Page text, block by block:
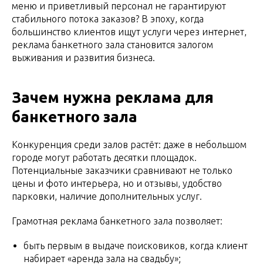
меню и приветливый персонал не гарантируют
стабильного потока заказов? В эпоху, когда
большинство клиентов ищут услуги через интернет,
реклама банкетного зала становится залогом
выживания и развития бизнеса.
Зачем нужна реклама для
банкетного зала
Конкуренция среди залов растёт: даже в небольшом
городе могут работать десятки площадок.
Потенциальные заказчики сравнивают не только
цены и фото интерьера, но и отзывы, удобство
парковки, наличие дополнительных услуг.
Грамотная реклама банкетного зала позволяет:
быть первым в выдаче поисковиков, когда клиент
набирает «аренда зала на свадьбу»;